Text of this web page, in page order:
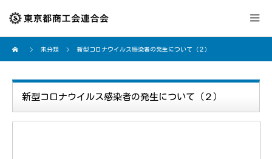
未分類 新型コロナウイルス感染者の発生について（２）
新型コロナウイルス感染者の発生について（２）